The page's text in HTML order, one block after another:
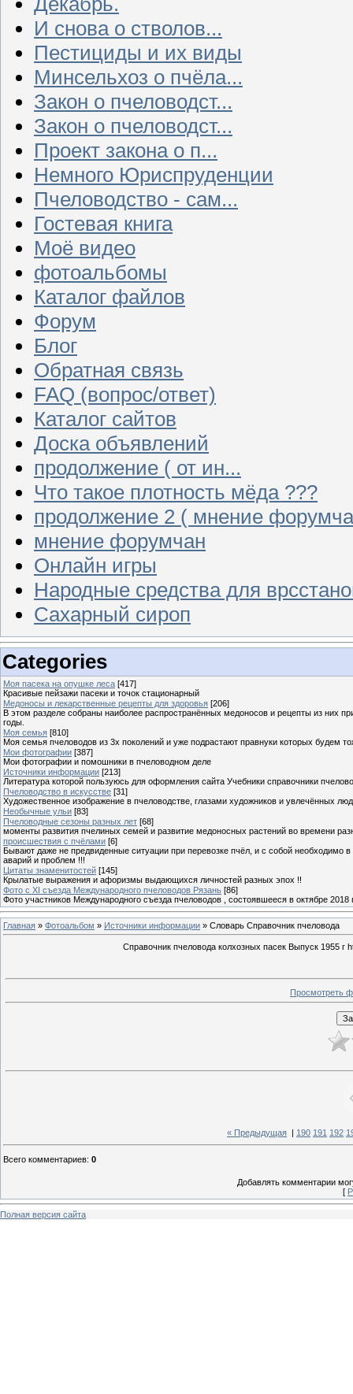
И снова о стволов...
Пестициды и их виды
Минсельхоз о пчёла...
Закон о пчеловодст...
Закон о пчеловодст...
Проект закона о п...
Немного Юриспруденции
Пчеловодство - сам...
Гостевая книга
Моё видео
фотоальбомы
Каталог файлов
Форум
Блог
Обратная связь
FAQ (вопрос/ответ)
Каталог сайтов
Доска объявлений
продолжение ( от ин...
Что такое плотность мёда ???
продолжение 2 ( мнение
мнение форумчан
Онлайн игры
Народные средства для
Сахарный сироп
Categories
Моя пасека на опушке леса [417]
Красивые пейзажи пасеки и точок стационарный
Медоносы и лекарственные рецепты для здоровья [206]
В этом разделе собраны наиболее распространённых медоносов и рецепты из них
годы.
Моя семья [810]
Моя семья пчеловодов из 3х поколений и уже подрастают правнуки которых будем
Мои фотографии [387]
Мои фотографии и помошники в пчеловодном деле
Источники информации [213]
Литература которой пользуюсь для оформления сайта Учебники справочники
Пчеловодство в искусстве [31]
Художественное изображение в пчеловодстве, глазами художников и увлечённых
Необычные ульи [83]
Пчеловодные сезоны разных лет [68]
моменты развития пчелиных семей и развитие медоносных растений во времени
происшествия с пчёлами [6]
Бывают даже не предвиденные ситуации при перевозке пчёл, и с собой необходимо
аварий и проблем !!!
Цитаты знаменитостей [145]
Крылатые выражения и афоризмы выдающихся личностей разных эпох !!
Фото с XI съезда Международного пчеловодов Рязань [86]
Фото участников Международного съезда пчеловодов , состоявшееся в октябре 2018
Главная » Фотоальбом » Источники информации » Словарь Справочник пчеловода
Справочник пчеловода колхозных пасек Выпуск 1955 г
Просмотреть
« Предыдущая 190 191 192
Всего комментариев: 0
Добавлять комментарии
[
Полная версия сайта